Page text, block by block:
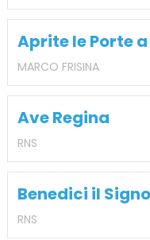
Aprite le Porte
MARCO FRISINA
Ave Regina
RNS
Benedici il
RNS